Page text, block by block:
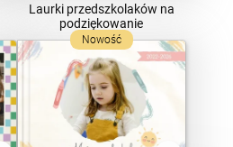
Laurki przedszkolaków na
podziękowanie
Nowość